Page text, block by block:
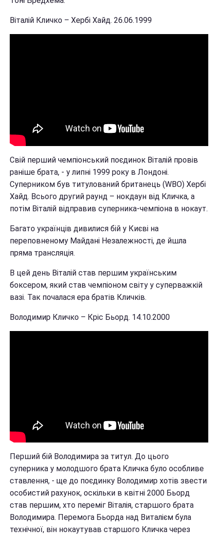
Віталій Кличко – Хербі Хайд. 26.06.1999
Свій перший чемпіонський поєдинок Віталій провів
раніше брата, - у липні 1999 року в Лондоні.
Суперником був титулований британець (WBO) Хербі
Хайд. Всього другий раунд – нокдаун від Кличка, а
потім Віталій відправив суперника-чемпіона в нокаут.
Багато українців дивилися бій у Києві на
переповненому Майдані Незалежності, де йшла
пряма трансляція.
В цей день Віталій став першим українським
боксером, який став чемпіоном світу у суперважкій
вазі. Так почалася ера братів Кличків.
Володимир Кличко – Кріс Бьорд. 14.10.2000
Перший бій Володимира за титул. До цього
суперника у молодшого брата Кличка було особливе
ставлення, - ще до поєдинку Володимир хотів звести
особистий рахунок, оскільки в квітні 2000 Бьорд
став першим, хто переміг Віталія, старшого брата
Володимира. Перемога Бьорда над Виталієм була
технічної, він нокаутував старшого Кличка через